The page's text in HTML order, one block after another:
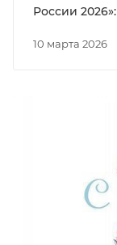
10 марта 2026
России